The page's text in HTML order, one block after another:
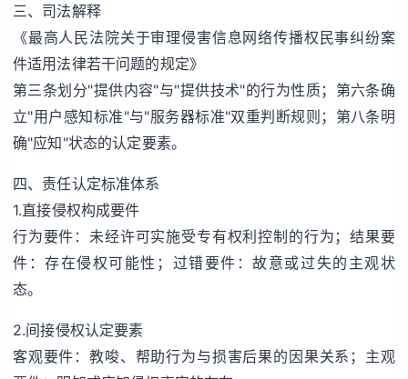
三、司法解释
《最高人民法院关于审理侵害信息网络传播权民事纠纷案
件适用法律若干问题的规定》
第三条划分"提供内容"与"提供技术"的行为性质；第六条确
立"用户感知标准"与"服务器标准"双重判断规则；第八条明
确"应知"状态的认定要素。
四、责任认定标准体系
1.直接侵权构成要件
行为要件：未经许可实施受专有权利控制的行为；结果要
件：存在侵权可能性；过错要件：故意或过失的主观状
态。
2.间接侵权认定要素
客观要件：教唆、帮助行为与损害后果的因果关系；主观